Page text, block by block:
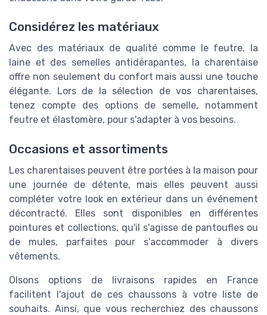
Considérez les matériaux
Avec des matériaux de qualité comme le feutre, la
laine et des semelles antidérapantes, la charentaise
offre non seulement du confort mais aussi une touche
élégante. Lors de la sélection de vos charentaises,
tenez compte des options de semelle, notamment
feutre et élastomère, pour s'adapter à vos besoins.
Occasions et assortiments
Les charentaises peuvent être portées à la maison pour
une journée de détente, mais elles peuvent aussi
compléter votre look en extérieur dans un événement
décontracté. Elles sont disponibles en différentes
pointures et collections, qu'il s'agisse de pantoufles ou
de mules, parfaites pour s'accommoder à divers
vêtements.
Olsons options de livraisons rapides en France
facilitent l'ajout de ces chaussons à votre liste de
souhaits. Ainsi, que vous recherchiez des chaussons